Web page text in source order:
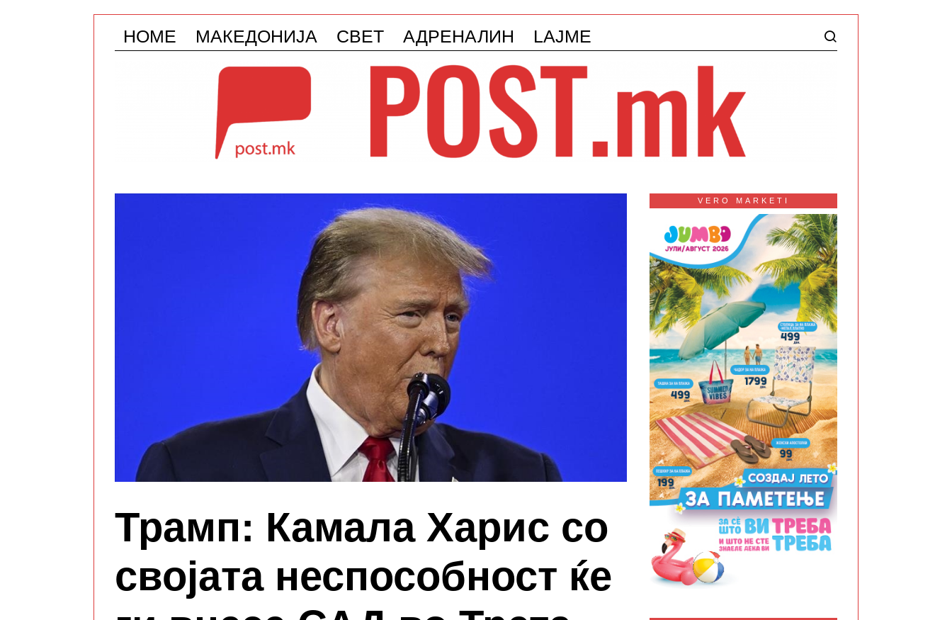
HOME МАКЕДОНИЈА СВЕТ АДРЕНАЛИН LAJME
Трамп: Камала Харис со
својата неспособност ќе
VERO MARKETI